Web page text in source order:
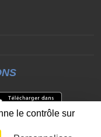
le contrôle sur